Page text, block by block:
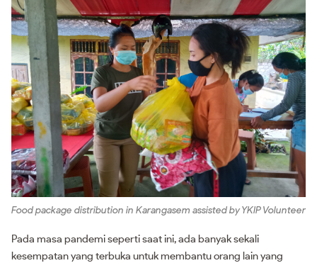
Food package distribution in Karangasem assisted by YKIP Volunteer
Pada masa pandemi seperti saat ini, ada banyak sekali
kesempatan yang terbuka untuk membantu orang lain yang